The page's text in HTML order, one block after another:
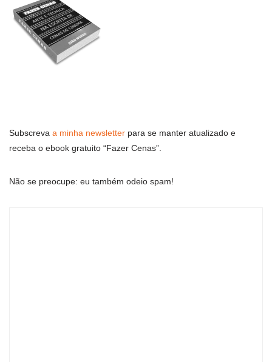
Subscreva a minha newsletter para se manter atualizado e
receba o ebook gratuito “Fazer Cenas”.
Não se preocupe: eu também odeio spam!